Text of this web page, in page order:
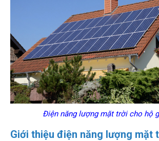
Điện năng lượng mặt trời cho hộ
Giới thiệu điện năng lượng mặt